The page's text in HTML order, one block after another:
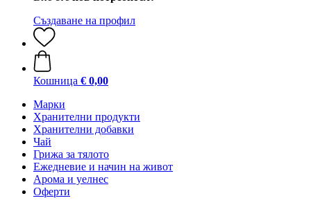
Създаване на профил
Кошница € 0,00
Марки
Хранителни продукти
Хранителни добавки
Чай
Грижа за тялото
Ежедневие и начин на живот
Арома и уелнес
Оферти